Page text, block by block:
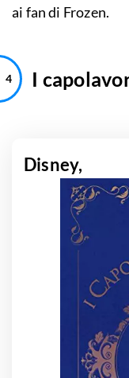
ai fan di Frozen.
I
Disney,